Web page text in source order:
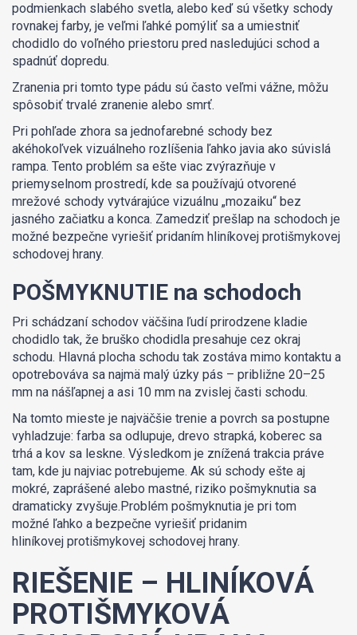
podmienkach slabého svetla, alebo keď sú všetky schody
rovnakej farby, je veľmi ľahké pomýliť sa a umiestniť
chodidlo do voľného priestoru pred nasledujúci schod a
spadnúť dopredu.
Zranenia pri tomto type pádu sú často veľmi vážne, môžu
spôsobiť trvalé zranenie alebo smrť.
Pri pohľade zhora sa jednofarebné schody bez
akéhokoľvek vizuálneho rozlíšenia ľahko javia ako súvislá
rampa. Tento problém sa ešte viac zvýrazňuje v
priemyselnom prostredí, kde sa používajú otvorené
mrežové schody vytvárajúce vizuálnu „mozaiku“ bez
jasného začiatku a konca. Zamedziť prešlap na schodoch je
možné bezpečne vyriešiť pridaním hliníkovej protišmykovej
schodovej hrany.
POŠMYKNUTIE na schodoch
Pri schádzaní schodov väčšina ľudí prirodzene kladie
chodidlo tak, že bruško chodidla presahuje cez okraj
schodu. Hlavná plocha schodu tak zostáva mimo kontaktu a
opotrebováva sa najmä malý úzky pás – približne 20–25
mm na nášľapnej a asi 10 mm na zvislej časti schodu.
Na tomto mieste je najväčšie trenie a povrch sa postupne
vyhladzuje: farba sa odlupuje, drevo strapká, koberec sa
trhá a kov sa leskne. Výsledkom je znížená trakcia práve
tam, kde ju najviac potrebujeme. Ak sú schody ešte aj
mokré, zaprášené alebo mastné, riziko pošmyknutia sa
dramaticky zvyšuje.Problém pošmyknutia je pri tom
možné ľahko a bezpečne vyriešiť pridanim
hliníkovej protišmykovej schodovej hrany.
RIEŠENIE – HLINÍKOVÁ
PROTIŠMYKOVÁ